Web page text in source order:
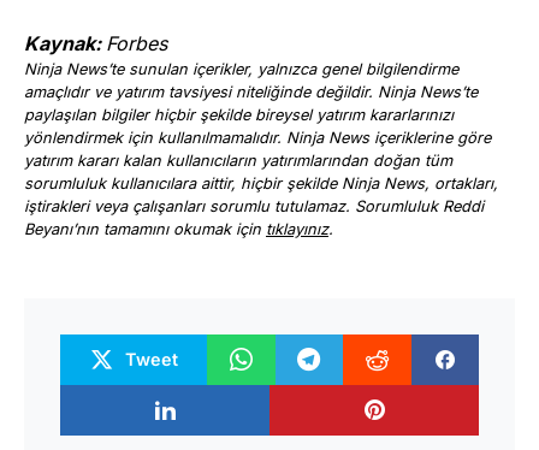
Kaynak: Forbes
Ninja News’te sunulan içerikler, yalnızca genel bilgilendirme
amaçlıdır ve yatırım tavsiyesi niteliğinde değildir. Ninja News’te
paylaşılan bilgiler hiçbir şekilde bireysel yatırım kararlarınızı
yönlendirmek için kullanılmamalıdır. Ninja News içeriklerine göre
yatırım kararı kalan kullanıcıların yatırımlarından doğan tüm
sorumluluk kullanıcılara aittir, hiçbir şekilde Ninja News, ortakları,
iştirakleri veya çalışanları sorumlu tutulamaz. Sorumluluk Reddi
Beyanı’nın tamamını okumak için tıklayınız.
Tweet